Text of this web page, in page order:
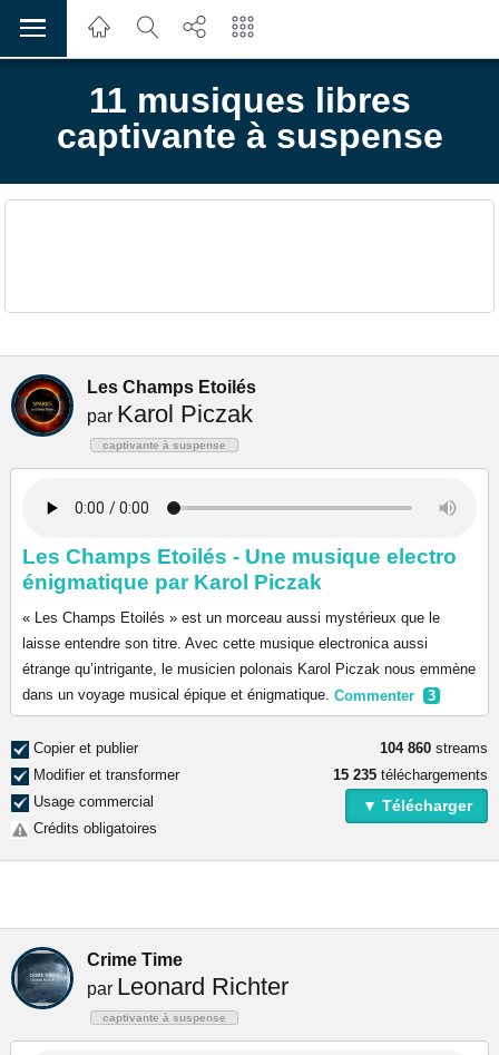
11 musiques libres
captivante à suspense
Les Champs Etoilés
par Karol Piczak
captivante à suspense
Les Champs Etoilés - Une musique electro
énigmatique par Karol Piczak
« Les Champs Etoilés » est un morceau aussi mystérieux que le
laisse entendre son titre. Avec cette musique electronica aussi
étrange qu’intrigante, le musicien polonais Karol Piczak nous emmène
dans un voyage musical épique et énigmatique. Commenter 3
Copier et publier
Modifier et transformer
Usage commercial
Crédits obligatoires
104 860 streams
15 235 téléchargements
▼ Télécharger
Crime Time
par Leonard Richter
captivante à suspense